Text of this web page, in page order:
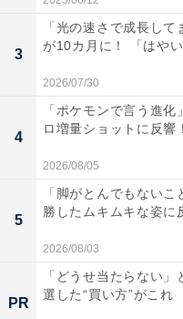
3
「光の速さで成長し
が10カ月に！ 「はや
2026/07/30
4
「ポケモンで言う進
ロ増量ショットに反
2026/08/05
5
「脚がとんでもない
勝したムキムキな姿に
2026/08/03
PR
「どうせ当たらない
選した“買い方”がこれ